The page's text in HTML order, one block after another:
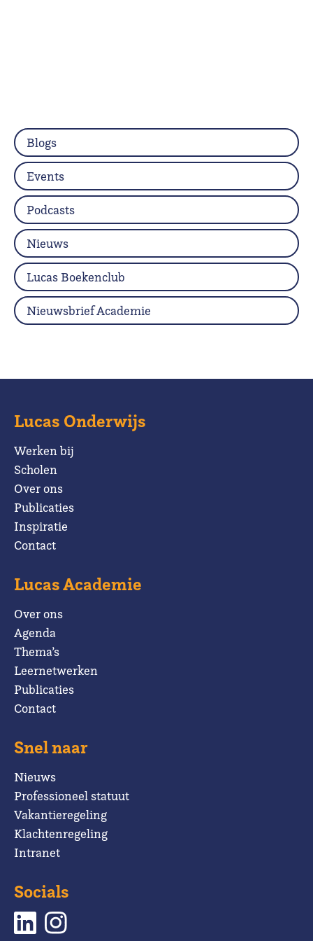
Blogs
Events
Podcasts
Nieuws
Lucas Boekenclub
Nieuwsbrief Academie
Lucas Onderwijs
Werken bij
Scholen
Over ons
Publicaties
Inspiratie
Contact
Lucas Academie
Over ons
Agenda
Thema’s
Leernetwerken
Publicaties
Contact
Snel naar
Nieuws
Professioneel statuut
Vakantieregeling
Klachtenregeling
Intranet
Socials